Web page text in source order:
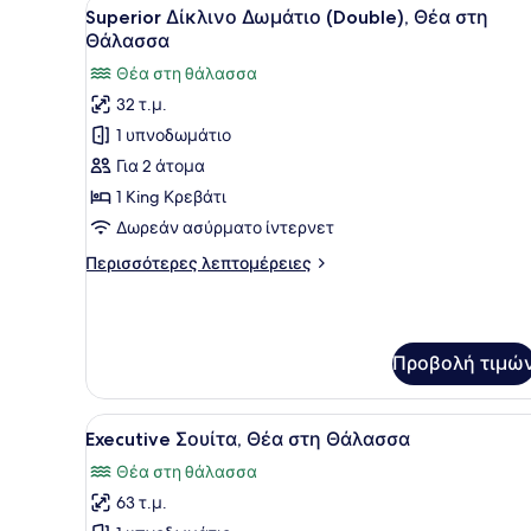
(Twin)
όλων
φωτογραφιών
για
Superior
Δίκλινο
Δωμάτιο
(Double),
Θέα
στη
3
Superior Δίκλινο Δωμάτιο (Double), Θέα στη
Θάλασσα
Θέα στη θάλασσα
32 τ.μ.
1 υπνοδωμάτιο
Για 2 άτομα
1 King Κρεβάτι
Δωρεάν ασύρματο ίντερνετ
Περισσότερες λεπτομέρειες
Περισσότερες
(Double),
Θέα
στη
Προβολή
Προβολή
όλων
των
φωτογραφιών
Ένα ευρύχωρο
5
Executive Σουίτα, Θέα στη Θάλασσα
Θέα στη θάλασσα
63 τ.μ.